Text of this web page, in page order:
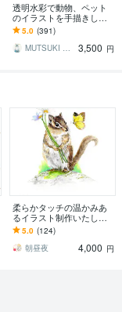
透明水彩で動物、ペット
のイラストを手描きしま
す 手描きの水彩画のイラ
スト原画を、ご自宅やプ
レゼント用に
5.0 (391)
MUTSUKI watercolor
3,500 円
柔らかタッチの温かみあ
るイラスト制作いたしま
す プレゼント、似顔絵、
年賀状にいかがですか？
5.0 (124)
朝昼夜
4,000 円